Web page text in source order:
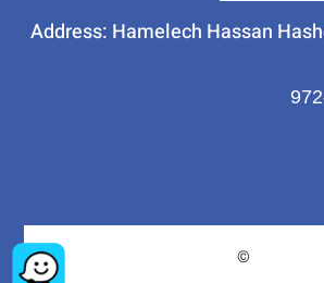
Address: Hamelech Hassan
©